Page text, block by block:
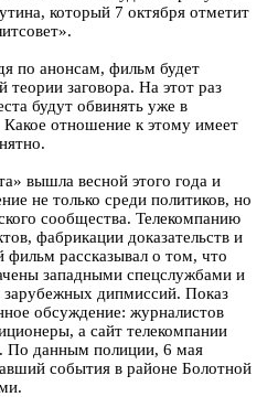
который 7 октября отметит
по анонсам, фильм будет
теории заговора. На этот раз
будут обвинять уже в
отношение к этому имеет
вышла весной этого года и
не только среди политиков, но
сообщества. Телекомпанию
фабрикации доказательств и
рассказывал о том, что
западными спецслужбами и
дипмиссий. Показ
обсуждение: журналистов
а сайт телекомпании
По данным полиции, 6 мая
события в районе Болотной